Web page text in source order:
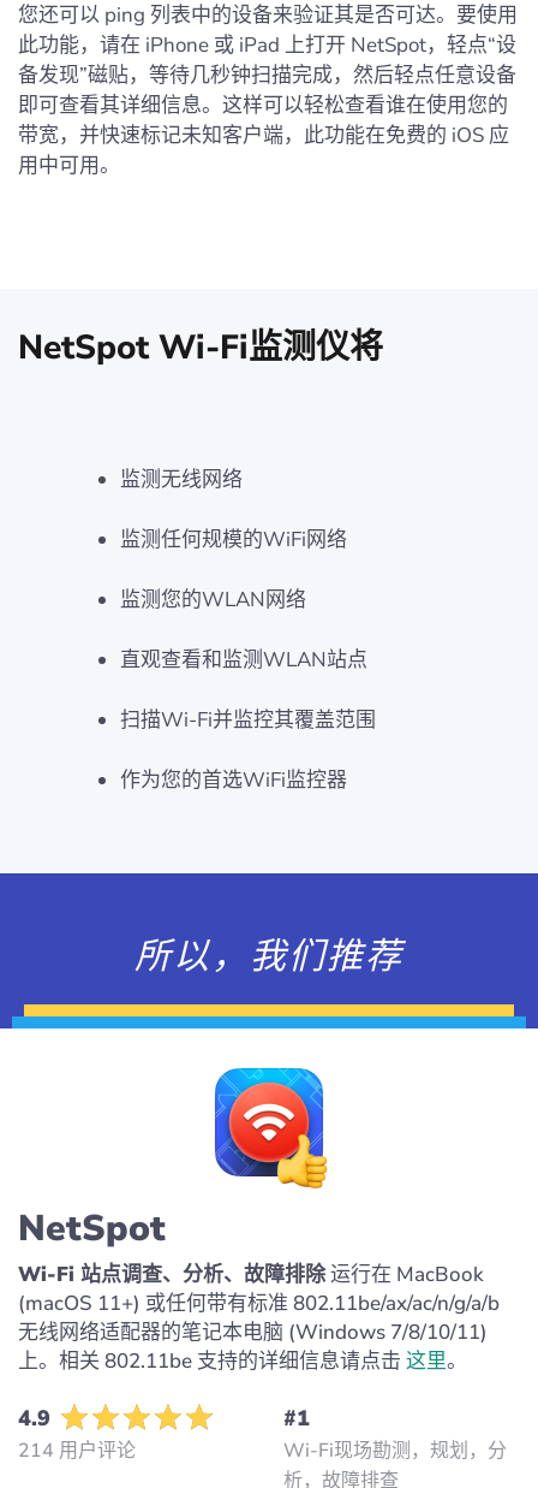
您还可以 ping 列表中的设备来验证其是否可达。要使用
此功能，请在 iPhone 或 iPad 上打开 NetSpot，轻点“设
备发现”磁贴，等待几秒钟扫描完成，然后轻点任意设备
即可查看其详细信息。这样可以轻松查看谁在使用您的
带宽，并快速标记未知客户端，此功能在免费的 iOS 应
用中可用。
NetSpot Wi-Fi监测仪将
监测无线网络
监测任何规模的WiFi网络
监测您的WLAN网络
直观查看和监测WLAN站点
扫描Wi-Fi并监控其覆盖范围
作为您的首选WiFi监控器
所以，我们推荐
NetSpot
Wi-Fi 站点调查、分析、故障排除运行在 MacBook
(macOS 11+) 或任何带有标准 802.11be/ax/ac/n/g/a/b
无线网络适配器的笔记本电脑 (Windows 7/8/10/11)
上。相关 802.11be 支持的详细信息请点击 这里。
4.9
214 用户评论
#1
Wi-Fi现场勘测，规划，分
析，故障排查